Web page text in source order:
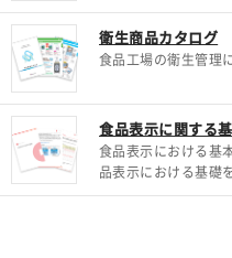
衛生商品カタログ
食品工場の衛生管理
食品表示に関する
食品表示における基
品表示における基礎